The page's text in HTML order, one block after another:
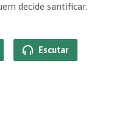
decide santificar.
Escutar